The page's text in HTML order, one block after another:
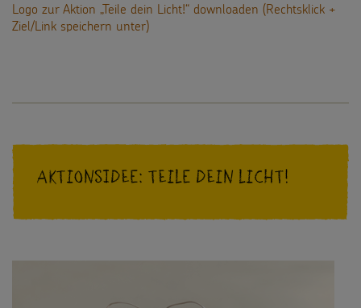
Sternsinger-Stiftung
Vereine und Initiativen
Spiele
Logo zur Aktion „Teile dein Licht!“ downloaden (Rechtsklick +
Ziel/Link speichern unter)
Aktionsidee: Teile dein Licht!